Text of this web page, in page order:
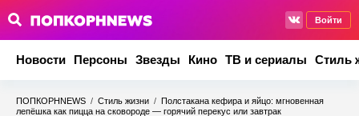
Войти
Новости Персоны Звезды Кино ТВ и сериалы Стиль
ПОПКОРНNEWS / Стиль жизни / Полстакана кефира и яйцо: мгновенная
лепёшка как пицца на сковороде — горячий перекус или завтрак